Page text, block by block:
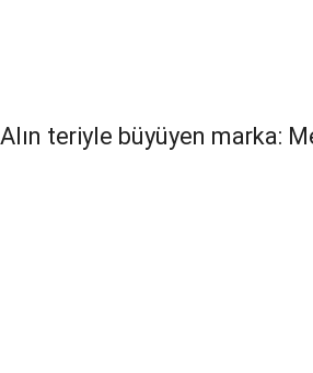
Alın teriyle büyüyen marka: